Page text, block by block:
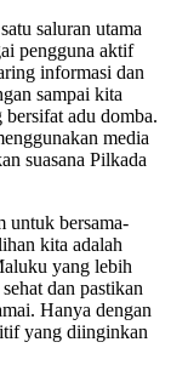
saluran utama
pengguna aktif
informasi dan
sampai kita
adu domba.
media
suasana Pilkada
untuk bersama-
kita adalah
yang lebih
dan pastikan
Hanya dengan
yang diinginkan